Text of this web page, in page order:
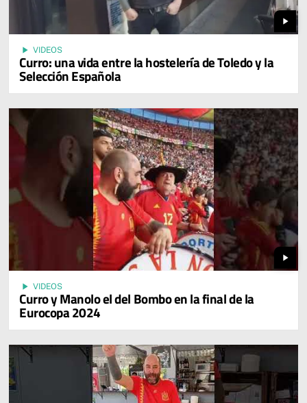
play_arrow
play_arrow VIDEOS
Curro: una vida entre la hostelería de Toledo y la
Selección Española
play_arrow
play_arrow VIDEOS
Curro y Manolo el del Bombo en la final de la
Eurocopa 2024